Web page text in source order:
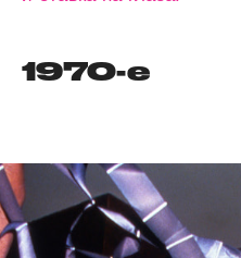
1970-е